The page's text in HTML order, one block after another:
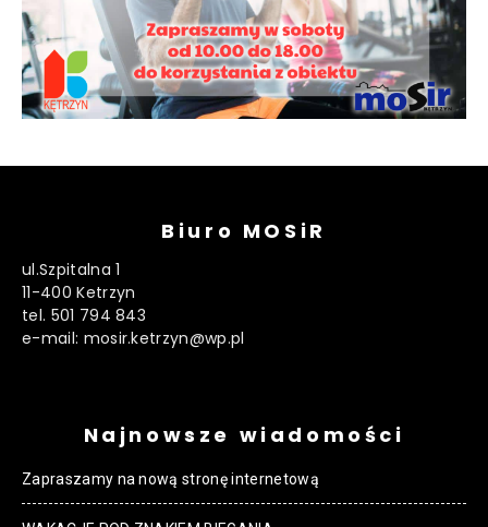
Biuro MOSiR
ul.Szpitalna 1
11-400 Ketrzyn
tel. 501 794 843
e-mail: mosir.ketrzyn@wp.pl
Najnowsze wiadomości
Zapraszamy na nową stronę internetową